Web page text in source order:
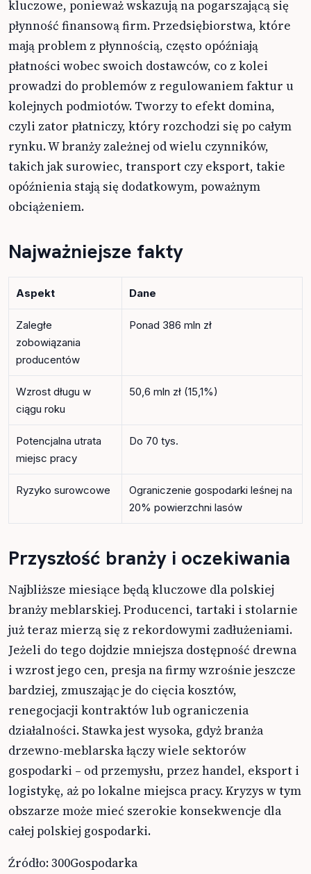
kluczowe, ponieważ wskazują na pogarszającą się
płynność finansową firm. Przedsiębiorstwa, które
mają problem z płynnością, często opóźniają
płatności wobec swoich dostawców, co z kolei
prowadzi do problemów z regulowaniem faktur u
kolejnych podmiotów. Tworzy to efekt domina,
czyli zator płatniczy, który rozchodzi się po całym
rynku. W branży zależnej od wielu czynników,
takich jak surowiec, transport czy eksport, takie
opóźnienia stają się dodatkowym, poważnym
obciążeniem.
Najważniejsze fakty
Aspekt Dane
Zaległe
zobowiązania
producentów
Ponad 386 mln zł
Wzrost długu w
ciągu roku
50,6 mln zł (15,1%)
Potencjalna utrata
miejsc pracy
Do 70 tys.
Ryzyko surowcowe
Ograniczenie gospodarki leśnej na
20% powierzchni lasów
Przyszłość branży i oczekiwania
Najbliższe miesiące będą kluczowe dla polskiej
branży meblarskiej. Producenci, tartaki i stolarnie
już teraz mierzą się z rekordowymi zadłużeniami.
Jeżeli do tego dojdzie mniejsza dostępność drewna
i wzrost jego cen, presja na firmy wzrośnie jeszcze
bardziej, zmuszając je do cięcia kosztów,
renegocjacji kontraktów lub ograniczenia
działalności. Stawka jest wysoka, gdyż branża
drzewno-meblarska łączy wiele sektorów
gospodarki – od przemysłu, przez handel, eksport i
logistykę, aż po lokalne miejsca pracy. Kryzys w tym
obszarze może mieć szerokie konsekwencje dla
całej polskiej gospodarki.
Źródło: 300Gospodarka